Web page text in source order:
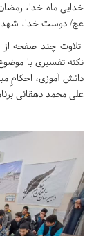
خدایی ماه خدا،
عج/ دوست خدا،
تلاوت چند صفحه از
نکته تفسیری با
دانش آموزی، احکامِ
علی محمد دهقانی